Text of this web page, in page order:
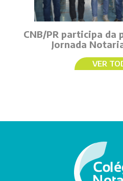
CNB/PR participa da
Jornada
VER